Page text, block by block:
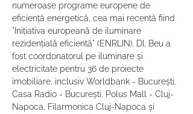
numeroase programe europene de
eficiență energetică, cea mai recentă fiind
"Inițiativa europeană de iluminare
rezidențială eficientă" (ENRLIN). Dl. Beu a
fost coordonatorul pe iluminare și
electricitate pentru 36 de proiecte
imobiliare, inclusiv Worldbank - București,
Casa Radio - București, Polus Mall - Cluj-
Napoca, Filarmonica Cluj-Napoca și